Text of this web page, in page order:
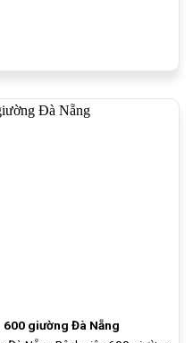
600 giường Đà Nẵng